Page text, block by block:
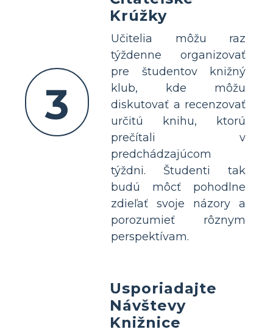
3
Krúžky
Učitelia môžu raz
týždenne organizovať
pre študentov knižný
klub, kde môžu
diskutovať a recenzovať
určitú knihu, ktorú
prečítali v
predchádzajúcom
týždni. Študenti tak
budú môcť pohodlne
zdieľať svoje názory a
porozumieť rôznym
perspektívam.
Usporiadajte
Návštevy
Knižnice